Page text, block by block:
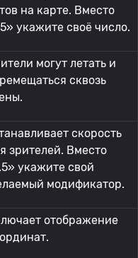
на карте. Вместо
укажите своё число.
могут летать и
сквозь
скорость
зрителей. Вместо
укажите свой
модификатор.
отображение